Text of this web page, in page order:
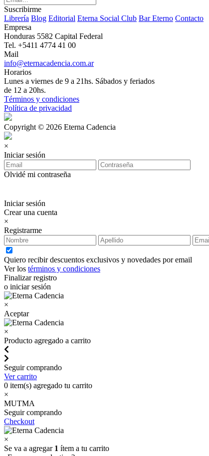
Suscribirme
Librería Blog Editorial Eterna Social Club Bar Eterno Contacto
Empresa
Honduras 5582 Capital Federal
Tel. +5411 4774 41 00
Mail
info@eternacadencia.com.ar
Horarios
Lunes a viernes de 9 a 21hs. Sábados y feriados
de 12 a 20hs.
Términos y condiciones
Política de privacidad
Copyright © 2026 Eterna Cadencia
×
Iniciar sesión
Olvidé mi contraseña
Iniciar sesión
Crear una cuenta
×
Registrarme
Quiero recibir descuentos exclusivos y novedades por email
Ver los términos y condiciones
Finalizar registro
o iniciar sesión
×
Aceptar
×
Producto agregado a carrito
Seguir comprando
Ver carrito
0 item(s) agregado tu carrito
×
MUTMA
Seguir comprando
Checkout
×
Se va a agregar 1 ítem a tu carrito